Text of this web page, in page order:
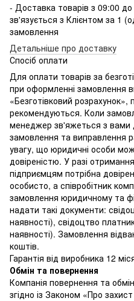
- Доставка товарів з 09:00
зв'язується з Клієнтом за 1
замовлення
Детальніше про доставку
Спосіб оплати
Для оплати товарів за
при оформленні замовлення
«Безготівковий
рекомендуються. Коли
менеджер зв'яжеться з вами
замовлення та виправлення
увагу, що юридичні особи
довіреністю. У разі
підприємцям потрібна
особисто, а співробітник
замовлення юридичному та
надати такі документи:
наявності), свідоцтво
наявності). Замовлення
коштів.
Гарантія від виробника 12
Обмін та повернення
Компанія повернення та
згідно із Законом «Про